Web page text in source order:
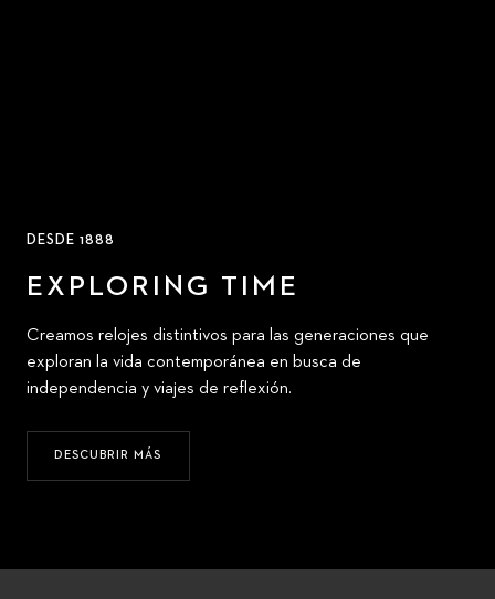
DESDE 1888
EXPLORING TIME
Creamos relojes distintivos para las generaciones que
exploran la vida contemporánea en busca de
independencia y viajes de reflexión.
DESCUBRIR MÁS